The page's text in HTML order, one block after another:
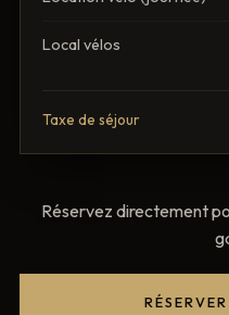
Local vélos
Taxe de séjour
Réservez directement